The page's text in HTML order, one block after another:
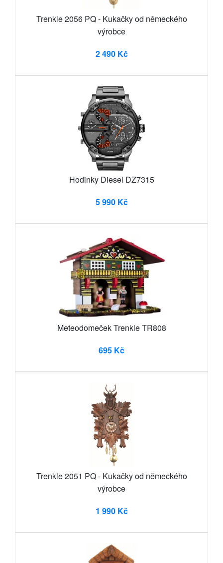
Trenkle 2056 PQ - Kukačky od německého
výrobce
2 490 Kč
Hodinky Diesel DZ7315
5 990 Kč
Meteodomeček Trenkle TR808
695 Kč
Trenkle 2051 PQ - Kukačky od německého
výrobce
1 990 Kč